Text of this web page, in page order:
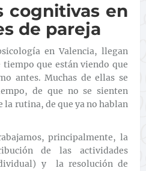
cognitivas en
de pareja
en Valencia, llegan
tiempo que están viendo que
antes. Muchas de ellas se
de que no se sienten
rutina, de que ya no hablan
principalmente, la
de las actividades
y la resolución de